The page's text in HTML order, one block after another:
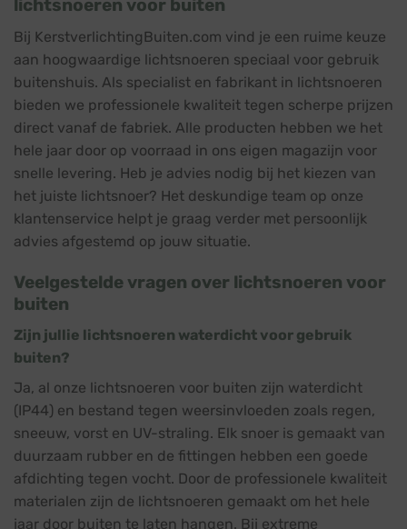
lichtsnoeren voor buiten
Bij KerstverlichtingBuiten.com vind je een ruime keuze
aan hoogwaardige lichtsnoeren speciaal voor gebruik
buitenshuis. Als specialist en fabrikant in lichtsnoeren
bieden we professionele kwaliteit tegen scherpe prijzen
direct vanaf de fabriek. Alle producten hebben we het
hele jaar door op voorraad in ons eigen magazijn voor
snelle levering. Heb je advies nodig bij het kiezen van
het juiste lichtsnoer? Het deskundige team op onze
klantenservice helpt je graag verder met persoonlijk
advies afgestemd op jouw situatie.
Veelgestelde vragen over lichtsnoeren voor
buiten
Zijn jullie lichtsnoeren waterdicht voor gebruik
buiten?
Ja, al onze lichtsnoeren voor buiten zijn waterdicht
(IP44) en bestand tegen weersinvloeden zoals regen,
sneeuw, vorst en UV-straling. Elk snoer is gemaakt van
duurzaam rubber en de fittingen hebben een goede
afdichting tegen vocht. Door de professionele kwaliteit
materialen zijn de lichtsnoeren gemaakt om het hele
jaar door buiten te laten hangen. Bij extreme